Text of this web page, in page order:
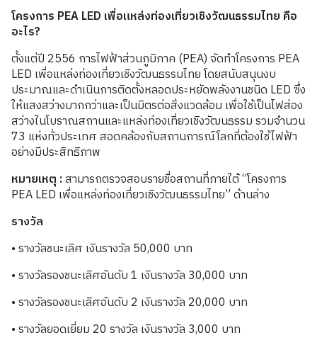
โครงการ PEA LED เพื่อแหล่งท่องเที่ยวเชิงวัฒนธรรมไทย คือ
อะไร?
ตั้งแต่ปี 2556 การไฟฟ้าส่วนภูมิภาค (PEA) จัดทำโครงการ PEA
LED เพื่อแหล่งท่องเที่ยวเชิงวัฒนธรรมไทย โดยสนับสนุนงบ
ประมาณและดำเนินการติดตั้งหลอดประหยัดพลังงานชนิด LED ซึ่ง
ให้แสงสว่างมากกว่าและเป็นมิตรต่อสิ่งแวดล้อม เพื่อใช้เป็นไฟส่อง
สว่างในโบราณสถานและแหล่งท่องเที่ยวเชิงวัฒนธรรม รวมจำนวน
73 แห่งทั่วประเทศ สอดคล้องกับสถานการณ์โลกที่ต้องใช้ไฟฟ้า
อย่างมีประสิทธิภาพ
หมายเหตุ :สามารถตรวจสอบรายชื่อสถานที่ภายใต้ “โครงการ
PEA LED เพื่อแหล่งท่องเที่ยวเชิงวัฒนธรรมไทย” ด้านล่าง
รางวัล
• รางวัลชนะเลิศ เงินรางวัล 50,000 บาท
• รางวัลรองชนะเลิศอันดับ 1 เงินรางวัล 30,000 บาท
• รางวัลรองชนะเลิศอันดับ 2 เงินรางวัล 20,000 บาท
• รางวัลยอดเยี่ยม 20 รางวัล เงินรางวัล 3,000 บาท